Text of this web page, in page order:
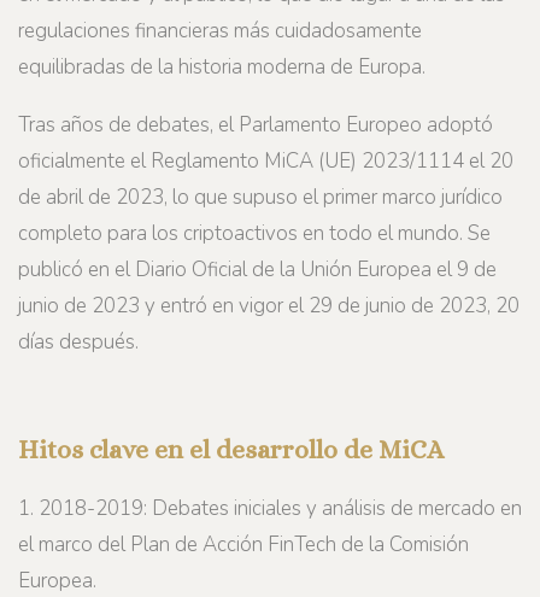
regulaciones financieras más cuidadosamente
equilibradas de la historia moderna de Europa.
Tras años de debates, el Parlamento Europeo adoptó
oficialmente el Reglamento MiCA (UE) 2023/1114 el 20
de abril de 2023, lo que supuso el primer marco jurídico
completo para los criptoactivos en todo el mundo. Se
publicó en el Diario Oficial de la Unión Europea el 9 de
junio de 2023 y entró en vigor el 29 de junio de 2023, 20
días después.
Hitos clave en el desarrollo de MiCA
1. 2018-2019: Debates iniciales y análisis de mercado en
el marco del Plan de Acción FinTech de la Comisión
Europea.